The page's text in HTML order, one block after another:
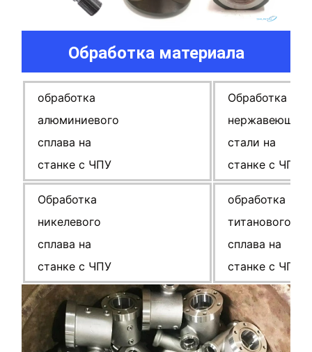
Обработка материала
обработка
алюминиевого
сплава на
станке с ЧПУ
Обработка
нержавеющей
стали на
станке с ЧПУ
Обработка
никелевого
сплава на
станке с ЧПУ
обработка
титанового
сплава на
станке с ЧПУ